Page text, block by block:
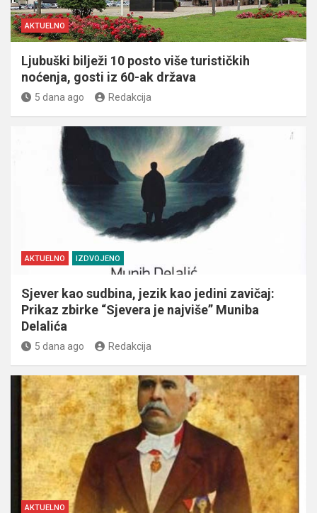
AKTUELNO
Ljubuški bilježi 10 posto više turističkih
noćenja, gosti iz 60-ak država
5 dana ago Redakcija
AKTUELNO IZDVOJENO
Sjever kao sudbina, jezik kao jedini zavičaj:
Prikaz zbirke “Sjevera je najviše” Muniba
Delalića
5 dana ago Redakcija
AKTUELNO